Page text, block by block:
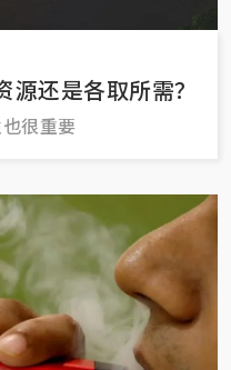
还是各取所需？
很重要